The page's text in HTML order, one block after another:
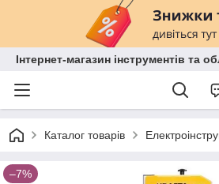
Інтернет-магазин інструментів та
Каталог товарів
–7%